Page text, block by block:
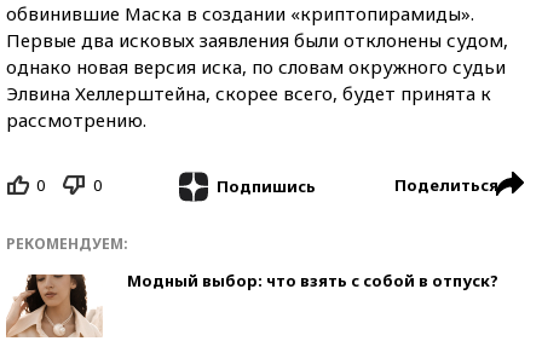
обвинившие Маска в создании «криптопирамиды».
Первые два исковых заявления были отклонены судом,
однако новая версия иска, по словам окружного судьи
Элвина Хеллерштейна, скорее всего, будет принята к
рассмотрению.
0 0 Подпишись Поделиться
РЕКОМЕНДУЕМ:
Модный выбор: что взять с собой в отпуск?